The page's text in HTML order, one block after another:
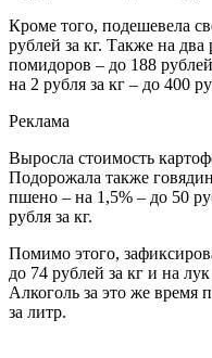
Кроме того, подешевела
рублей за кг. Также на два
помидоров – до 188
на 2 рубля за кг – до 400
Реклама
Выросла стоимость
Подорожала также
пшено – на 1,5% – до 50
рубля за кг.
Помимо этого,
до 74 рублей за кг и на
Алкоголь за это же время
за литр.